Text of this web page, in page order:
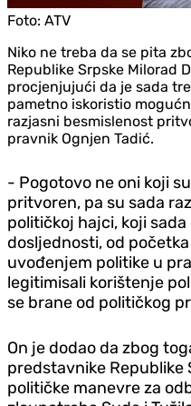
Foto: ATV
Niko ne treba da se pita
Republike Srpske Milorad
procjenjujući da je sada
pametno iskoristio
razjasni besmislenost
pravnik Ognjen Tadić.
- Pogotovo ne oni koji
pritvoren, pa su sada
političkoj hajci, koji
dosljednosti, od
uvođenjem politike u
legitimisali korištenje
se brane od političkog
On je dodao da zbog
predstavnike Republike
političke manevre za